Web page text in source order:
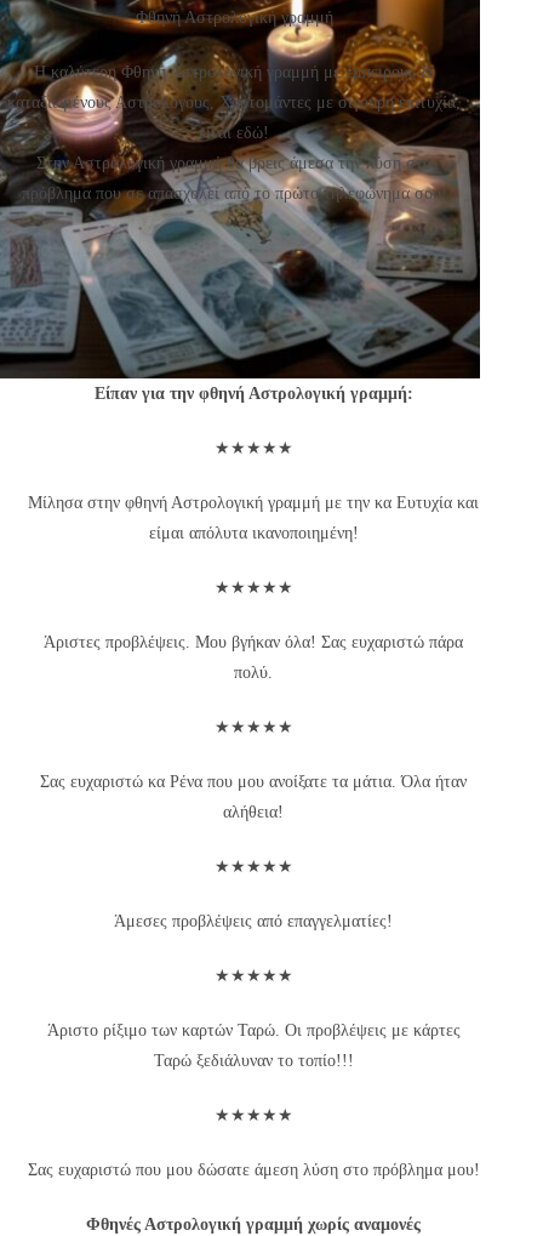
Φθηνή Αστρολογική γραμμή
Η καλύτερη Φθηνή Αστρολογική γραμμή με έμπειρους &
καταξιωμένους Αστρολόγους, Χαρτομάντες με σίγουρη επιτυχία,
είναι εδώ!
Στην Αστρολογική γραμμή θα βρεις άμεσα την λύση στο
πρόβλημα που σε απασχολεί από το πρώτο τηλεφώνημα σου!
Είπαν για την φθηνή Αστρολογική γραμμή:
★★★★★
Μίλησα στην φθηνή Αστρολογική γραμμή με την κα Ευτυχία και
είμαι απόλυτα ικανοποιημένη!
★★★★★
Άριστες προβλέψεις. Μου βγήκαν όλα! Σας ευχαριστώ πάρα
πολύ.
★★★★★
Σας ευχαριστώ κα Ρένα που μου ανοίξατε τα μάτια. Όλα ήταν
αλήθεια!
★★★★★
Άμεσες προβλέψεις από επαγγελματίες!
★★★★★
Άριστο ρίξιμο των καρτών Ταρώ. Οι προβλέψεις με κάρτες
Ταρώ ξεδιάλυναν το τοπίο!!!
★★★★★
Σας ευχαριστώ που μου δώσατε άμεση λύση στο πρόβλημα μου!
Φθηνές Αστρολογική γραμμή χωρίς αναμονές